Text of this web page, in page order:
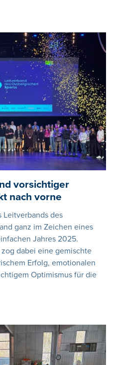
vorsichtiger
nach vorne
Leitverbands des
ganz im Zeichen eines
Jahres 2025.
dabei eine gemischte
Erfolg, emotionalen
Optimismus für die